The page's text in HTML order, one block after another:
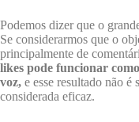
Podemos dizer que o
Se considerarmos que o
principalmente de
likes pode funcionar
voz, e esse resultado não é
considerada eficaz.